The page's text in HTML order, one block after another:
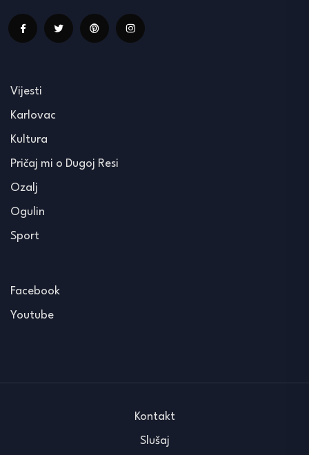
Vijesti
Karlovac
Kultura
Pričaj mi o Dugoj Resi
Ozalj
Ogulin
Sport
Facebook
Youtube
Kontakt
Slušaj